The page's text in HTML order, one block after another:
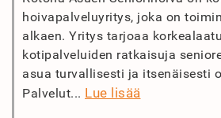
hoivapalveluyritys, joka on
alkaen. Yritys tarjoaa
kotipalveluiden ratkaisuja
asua turvallisesti ja itsenäisesti
Palvelut... Lue lisää